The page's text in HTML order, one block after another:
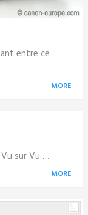
entre ce
MORE
sur Vu …
MORE